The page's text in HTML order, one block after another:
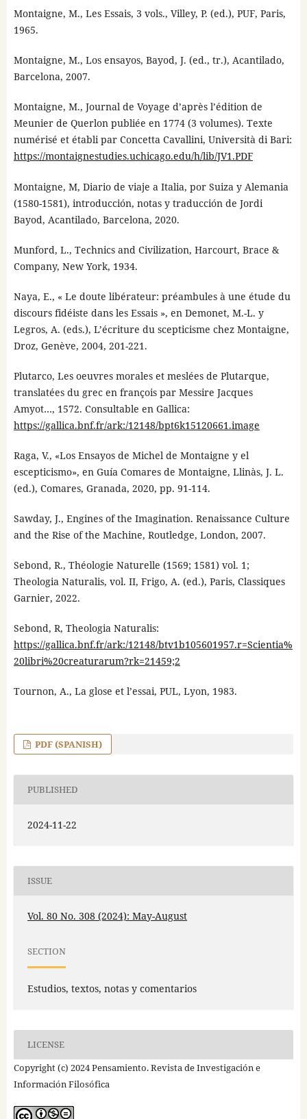
Montaigne, M., Les Essais, 3 vols., Villey, P. (ed.), PUF, Paris,
1965.
Montaigne, M., Los ensayos, Bayod, J. (ed., tr.), Acantilado,
Barcelona, 2007.
Montaigne, M., Journal de Voyage d’après l’édition de
Meunier de Querlon publiée en 1774 (3 volumes). Texte
numérisé et établi par Concetta Cavallini, Università di Bari:
https://montaignestudies.uchicago.edu/h/lib/JV1.PDF
Montaigne, M, Diario de viaje a Italia, por Suiza y Alemania
(1580-1581), introducción, notas y traducción de Jordi
Bayod, Acantilado, Barcelona, 2020.
Munford, L., Technics and Civilization, Harcourt, Brace &
Company, New York, 1934.
Naya, E., « Le doute libérateur: préambules à une étude du
discours fidéiste dans les Essais », en Demonet, M.-L. y
Legros, A. (eds.), L’écriture du scepticisme chez Montaigne,
Droz, Genève, 2004, 201-221.
Plutarco, Les oeuvres morales et meslées de Plutarque,
translatées du grec en françois par Messire Jacques
Amyot…, 1572. Consultable en Gallica:
https://gallica.bnf.fr/ark:/12148/bpt6k15120661.image
Raga, V., «Los Ensayos de Michel de Montaigne y el
escepticismo», en Guía Comares de Montaigne, Llinàs, J. L.
(ed.), Comares, Granada, 2020, pp. 91-114.
Sawday, J., Engines of the Imagination. Renaissance Culture
and the Rise of the Machine, Routledge, London, 2007.
Sebond, R., Théologie Naturelle (1569; 1581) vol. 1;
Theologia Naturalis, vol. II, Frigo, A. (ed.), Paris, Classiques
Garnier, 2022.
Sebond, R, Theologia Naturalis:
https://gallica.bnf.fr/ark:/12148/btv1b105601957.r=Scientia%
20libri%20creaturarum?rk=21459;2
Tournon, A., La glose et l’essai, PUL, Lyon, 1983.
PDF (SPANISH)
PUBLISHED
2024-11-22
ISSUE
Vol. 80 No. 308 (2024): May-August
SECTION
Estudios, textos, notas y comentarios
LICENSE
Copyright (c) 2024 Pensamiento. Revista de Investigación e
Información Filosófica